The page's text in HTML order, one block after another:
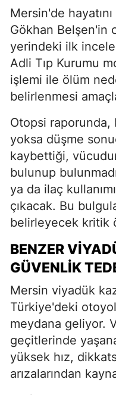
Mersin'de
Gökhan Belşen'in
yerindeki ilk
Adli Tıp Kurumu
işlemi ile ölüm
belirlenmesi
Otopsi raporunda,
yoksa düşme
kaybettiği,
bulunup
ya da ilaç
çıkacak. Bu
belirleyecek kritik
BENZER
GÜVENLIK
Mersin viyadük
Türkiye'deki
meydana geliyor.
geçitlerinde
yüksek hız,
arızalarından